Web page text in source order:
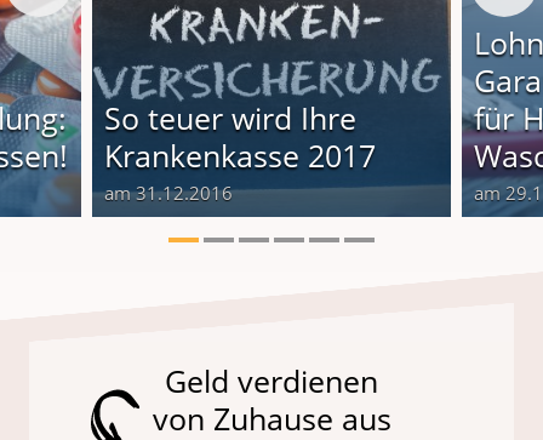
So teuer wird Ihre
Krankenkasse 2017
am 31.12.2016
für
am
Geld verdienen
von Zuhause aus